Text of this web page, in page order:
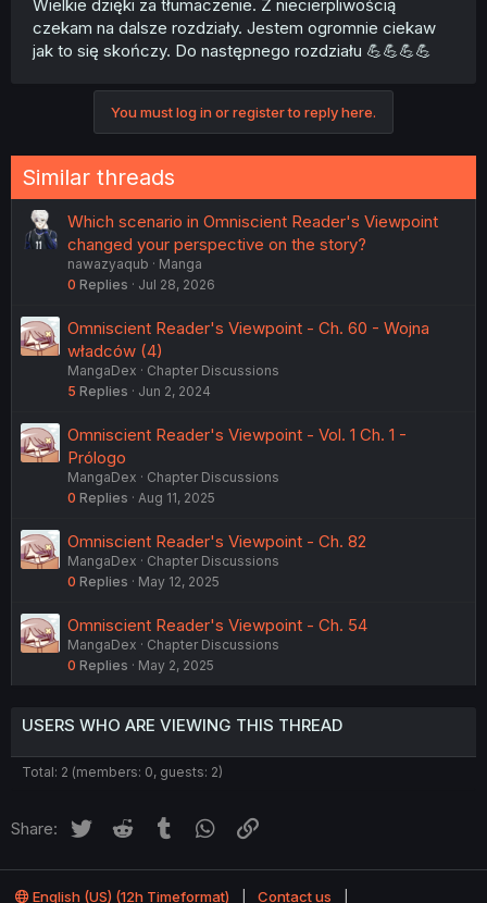
Wielkie dzięki za tłumaczenie. Z niecierpliwością
czekam na dalsze rozdziały. Jestem ogromnie ciekaw
jak to się skończy. Do następnego rozdziału 💪💪💪💪
You must log in or register to reply here.
Similar threads
Which scenario in Omniscient Reader's Viewpoint
changed your perspective on the story?
nawazyaqub
Manga
0 Replies Jul 28, 2026
Omniscient Reader's Viewpoint - Ch. 60 - Wojna
władców (4)
MangaDex
Chapter Discussions
5 Replies Jun 2, 2024
Omniscient Reader's Viewpoint - Vol. 1 Ch. 1 -
Prólogo
MangaDex
Chapter Discussions
0 Replies Aug 11, 2025
Omniscient Reader's Viewpoint - Ch. 82
MangaDex
Chapter Discussions
0 Replies May 12, 2025
Omniscient Reader's Viewpoint - Ch. 54
MangaDex
Chapter Discussions
0 Replies May 2, 2025
USERS WHO ARE VIEWING THIS THREAD
Total: 2 (members: 0, guests: 2)
Share: Twitter Reddit Tumblr WhatsApp
English (US) (12h Timeformat) Contact us